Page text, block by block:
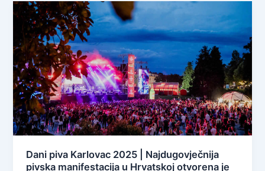
Dani piva Karlovac 2025 | Najdugovječnija
pivska manifestacija u Hrvatskoj otvorena je